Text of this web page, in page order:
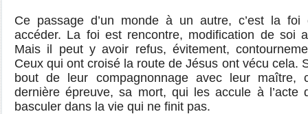
Ce passage d’un monde à un autre, c’est la foi
accéder. La foi est rencontre, modification de soi
Mais il peut y avoir refus, évitement,
Ceux qui ont croisé la route de Jésus ont vécu cela.
bout de leur compagnonnage avec leur maître,
dernière épreuve, sa mort, qui les accule à l’acte
basculer dans la vie qui ne finit pas.